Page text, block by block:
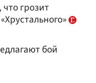
грозит
бой